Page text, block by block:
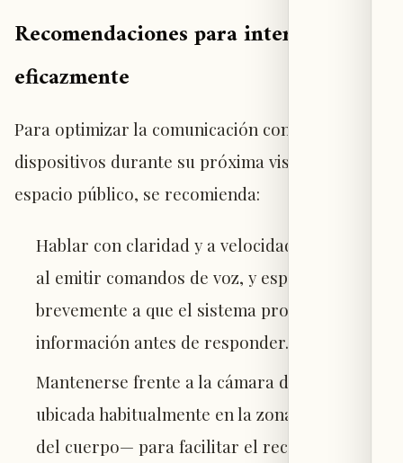
Recomendaciones para interactuar
eficazmente
Para optimizar la comunicación con estos
dispositivos durante su próxima visita a un
espacio público, se recomienda:
Hablar con claridad y a velocidad moderada
al emitir comandos de voz, y esperar
brevemente a que el sistema procese la
información antes de responder.
Mantenerse frente a la cámara del robot —
ubicada habitualmente en la zona superior
del cuerpo— para facilitar el reconocimiento